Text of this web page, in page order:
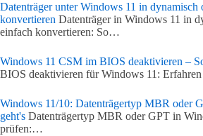
Datenträger unter Windows 11 in dynamisch
konvertieren Datenträger in Windows 11 in
einfach konvertieren: So…
Windows 11 CSM im BIOS deaktivieren –
BIOS deaktivieren für Windows 11:
Windows 11/10: Datenträgertyp MBR oder
geht's Datenträgertyp MBR oder GPT in
prüfen:…